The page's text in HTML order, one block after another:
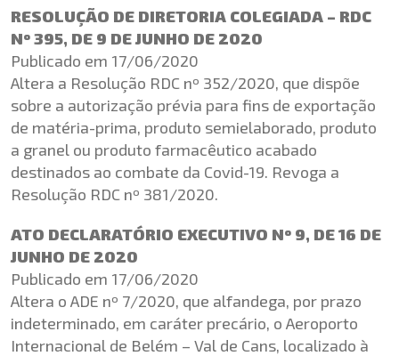
RESOLUÇÃO DE DIRETORIA COLEGIADA – RDC
Nº 395, DE 9 DE JUNHO DE 2020
Publicado em 17/06/2020
Altera a Resolução RDC nº 352/2020, que dispõe
sobre a autorização prévia para fins de exportação
de matéria-prima, produto semielaborado, produto
a granel ou produto farmacêutico acabado
destinados ao combate da Covid-19. Revoga a
Resolução RDC nº 381/2020.
ATO DECLARATÓRIO EXECUTIVO Nº 9, DE 16 DE
JUNHO DE 2020
Publicado em 17/06/2020
Altera o ADE nº 7/2020, que alfandega, por prazo
indeterminado, em caráter precário, o Aeroporto
Internacional de Belém – Val de Cans, localizado à